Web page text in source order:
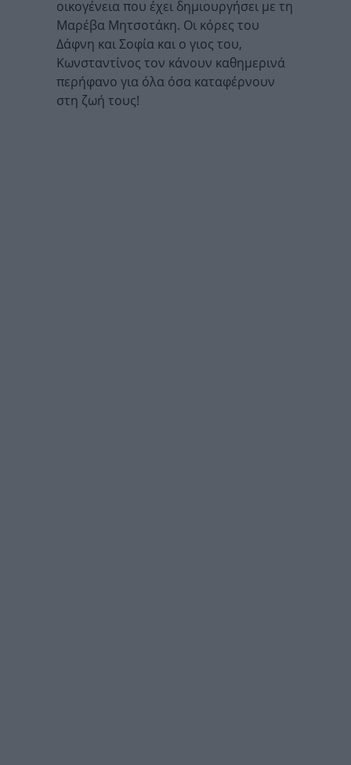
οικογένεια που έχει δημιουργήσει με τη
Μαρέβα Μητσοτάκη. Οι κόρες του
Δάφνη και Σοφία και ο γιος του,
Κωνσταντίνος τον κάνουν καθημερινά
περήφανο για όλα όσα καταφέρνουν
στη ζωή τους!